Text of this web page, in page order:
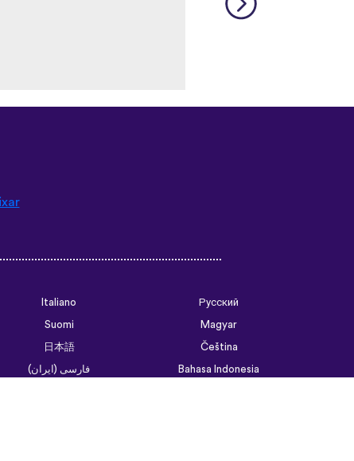
Italiano
Русский
Suomi
Magyar
日本語
Čeština
فارسی (ایران)
Bahasa Indonesia